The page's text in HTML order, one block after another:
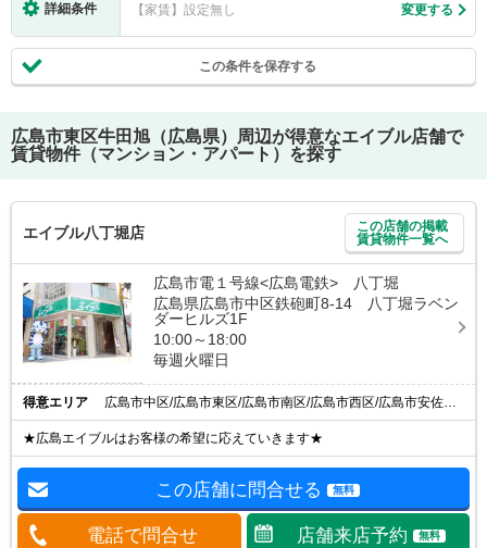
詳細条件 【家賃】設定無し 変更する
この条件を保存する
広島市東区牛田旭（広島県）
周辺が得意なエイブル店舗で
賃貸物件（マンション・アパート）を探す
エイブル八丁堀店
この店舗の掲載
賃貸物件一覧へ
広島市電１号線<広島電鉄> 八丁堀
広島県広島市中区鉄砲町8-14 八丁堀ラベン
ダーヒルズ1F
10:00～18:00
毎週火曜日
得意エリア 広島市中区/広島市東区/広島市南区/広島市西区/広島市安佐南区
★広島エイブルはお客様の希望に応えていきます★
この店舗に問合せる 無料
電話で問合せ 店舗来店予約 無料